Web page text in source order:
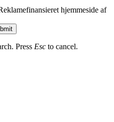
hjemmeside af
Press Esc to cancel.